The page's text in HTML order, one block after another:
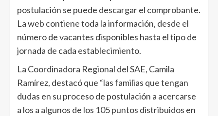
postulación se puede descargar el comprobante.
La web contiene toda la información, desde el
número de vacantes disponibles hasta el tipo de
jornada de cada establecimiento.
La Coordinadora Regional del SAE, Camila
Ramírez, destacó que “las familias que tengan
dudas en su proceso de postulación a acercarse
a los a algunos de los 105 puntos distribuidos en